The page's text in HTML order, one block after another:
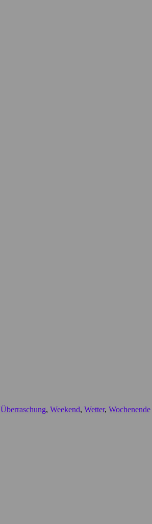
Überraschung, Weekend, Wetter, Wochenende